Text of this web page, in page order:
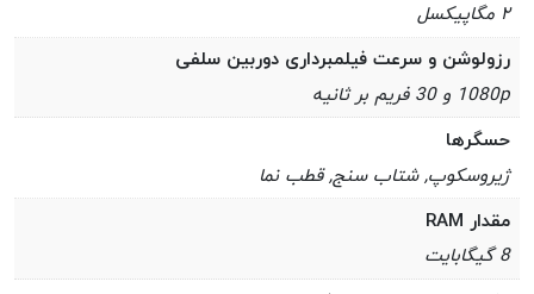
۲ مگاپیکسل
رزولوشن و سرعت فیلمبرداری دوربین سلفی
1080p و 30 فریم بر ثانیه
حسگرها
ژیروسکوپ, شتاب‌ سنج, قطب‌ نما
مقدار RAM
8 گیگابایت